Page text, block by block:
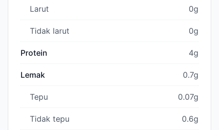
Larut 0g
Tidak larut 0g
Protein 4g
Lemak 0.7g
Tepu 0.07g
Tidak tepu 0.6g